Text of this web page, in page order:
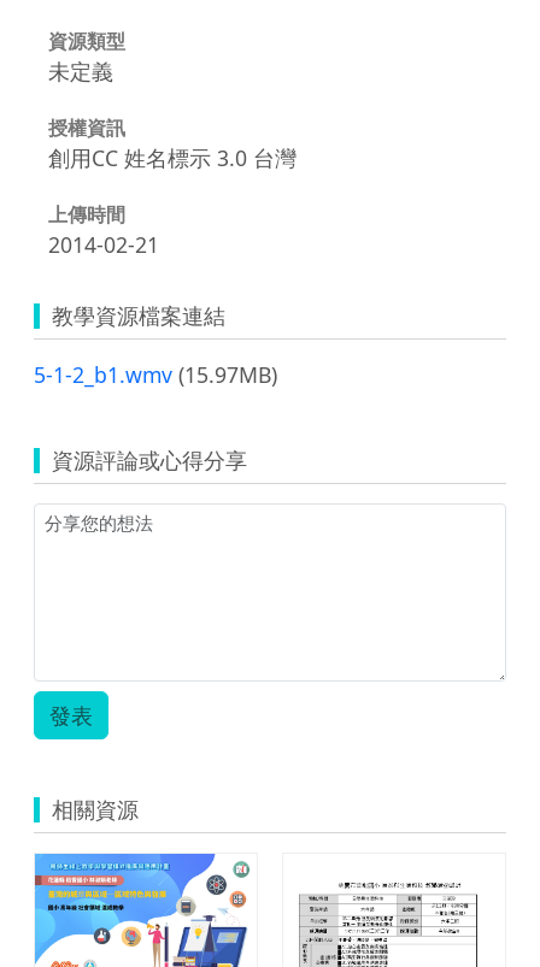
資源類型
未定義
授權資訊
創用CC 姓名標示 3.0 台灣
上傳時間
2014-02-21
教學資源檔案連結
5-1-2_b1.wmv (15.97MB)
資源評論或心得分享
發表
相關資源